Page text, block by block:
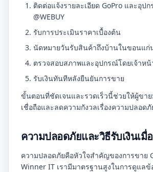
ติดต่อแจ้งรายละเอียด GoPro และอุป
@WEBUY
รับการประเมินราคาเบื้องต้น
นัดหมายวันรับสินค้าถึงบ้านในขอนแก่
ตรวจสอบสภาพและอุปกรณ์โดยเจ้าห
รับเงินทันทีหลังยืนยันการขาย
ขั้นตอนที่ชัดเจนและรวดเร็วนี้ช่วยให้ผู้ขา
เชื่อถือและลดความกังวลเรื่องความปลอดภั
ความปลอดภัยและวิธีรับเงินเมื่
ความปลอดภัยคือหัวใจสำคัญของการขาย
Winner IT เรามีมาตรฐานสูงในการดูแล